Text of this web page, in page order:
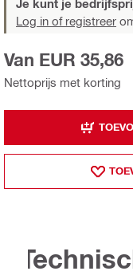
Log in of registreer
Nettoprijs met korting
Van EUR 35,86